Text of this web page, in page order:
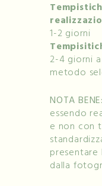
1-2 giorni
2-4 giorni
metodo
NOTA BENE:
essendo
e non con
dalla